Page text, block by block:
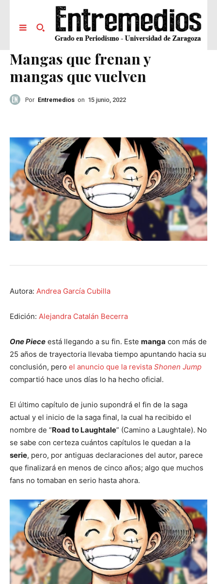
Mangas que frenan y
mangas que vuelven
Por Entremedios on 15 junio, 2022
Autora: Andrea García Cubilla
Edición: Alejandra Catalán Becerra
One Piece está llegando a su fin. Este manga con más de
25 años de trayectoria llevaba tiempo apuntando hacia su
conclusión, pero el anuncio que la revista Shonen Jump
compartió hace unos días lo ha hecho oficial.
El último capítulo de junio supondrá el fin de la saga
actual y el inicio de la saga final, la cual ha recibido el
nombre de “Road to Laughtale” (Camino a Laughtale). No
se sabe con certeza cuántos capítulos le quedan a la
serie, pero, por antiguas declaraciones del autor, parece
que finalizará en menos de cinco años; algo que muchos
fans no tomaban en serio hasta ahora.